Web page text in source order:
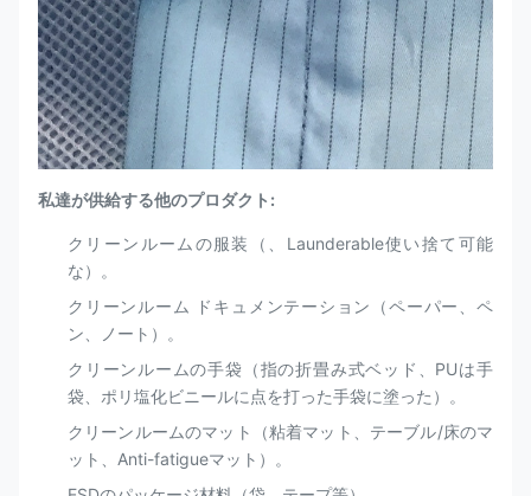
私達が供給する他のプロダクト:
クリーンルームの服装（、Launderable使い捨て可能
な）。
クリーンルーム ドキュメンテーション（ペーパー、ペ
ン、ノート）。
クリーンルームの手袋（指の折畳み式ベッド、PUは手
袋、ポリ塩化ビニールに点を打った手袋に塗った）。
クリーンルームのマット（粘着マット、テーブル/床のマ
ット、Anti-fatigueマット）。